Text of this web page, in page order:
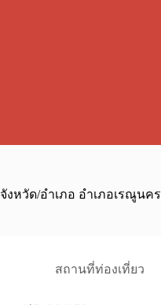
จังหวัด/อำเภอ อำเภอเรณูนคร
สถานที่ท่องเที่ยว